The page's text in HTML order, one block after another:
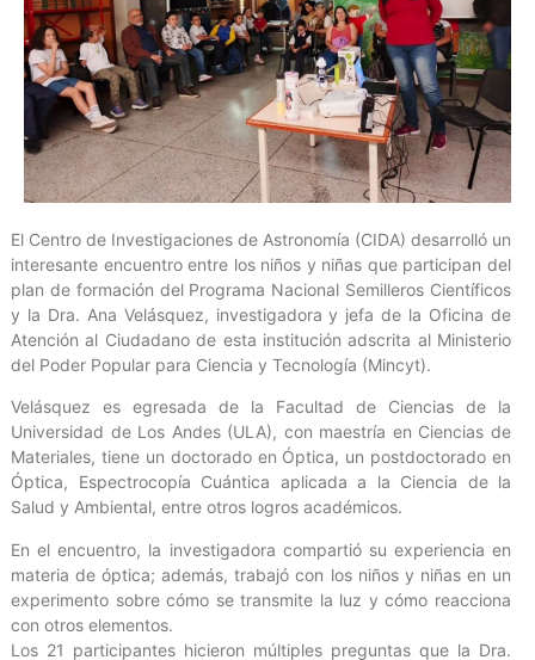
El Centro de Investigaciones de Astronomía (CIDA) desarrolló un
interesante encuentro entre los niños y niñas que participan del
plan de formación del Programa Nacional Semilleros Científicos
y la Dra. Ana Velásquez, investigadora y jefa de la Oficina de
Atención al Ciudadano de esta institución adscrita al Ministerio
del Poder Popular para Ciencia y Tecnología (Mincyt).
Velásquez es egresada de la Facultad de Ciencias de la
Universidad de Los Andes (ULA), con maestría en Ciencias de
Materiales, tiene un doctorado en Óptica, un postdoctorado en
Óptica, Espectrocopía Cuántica aplicada a la Ciencia de la
Salud y Ambiental, entre otros logros académicos.
En el encuentro, la investigadora compartió su experiencia en
materia de óptica; además, trabajó con los niños y niñas en un
experimento sobre cómo se transmite la luz y cómo reacciona
con otros elementos.
Los 21 participantes hicieron múltiples preguntas que la Dra.